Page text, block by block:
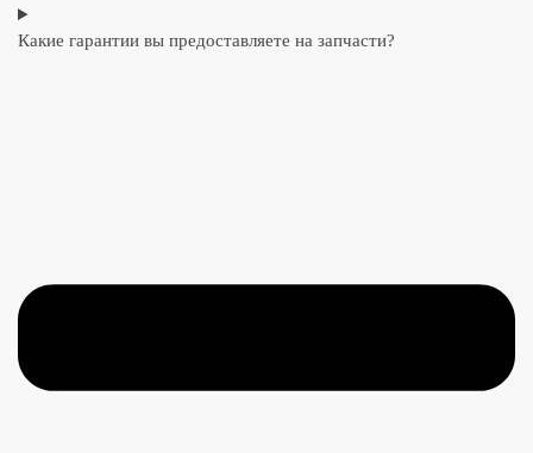
Какие гарантии вы предоставляете на запчасти?